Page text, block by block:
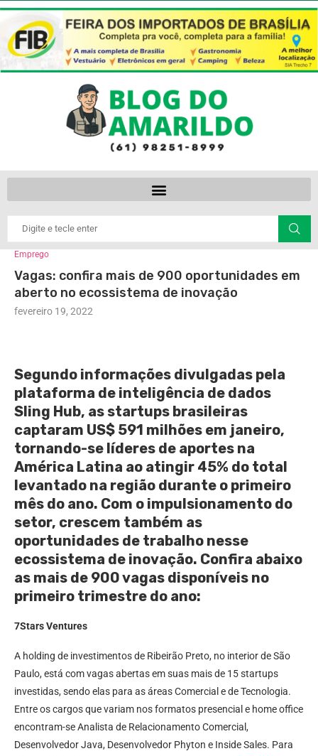
Emprego
Vagas: confira mais de 900 oportunidades em
aberto no ecossistema de inovação
fevereiro 19, 2022
Segundo informações divulgadas pela
plataforma de inteligência de dados
Sling Hub, as startups brasileiras
captaram US$ 591 milhões em janeiro,
tornando-se líderes de aportes na
América Latina ao atingir 45% do total
levantado na região durante o primeiro
mês do ano. Com o impulsionamento do
setor, crescem também as
oportunidades de trabalho nesse
ecossistema de inovação. Confira abaixo
as mais de 900 vagas disponíveis no
primeiro trimestre do ano:
7Stars Ventures
A holding de investimentos de Ribeirão Preto, no interior de São
Paulo, está com vagas abertas em suas mais de 15 startups
investidas, sendo elas para as áreas Comercial e de Tecnologia.
Entre os cargos que variam nos formatos presencial e home office
encontram-se Analista de Relacionamento Comercial,
Desenvolvedor Java, Desenvolvedor Phyton e Inside Sales. Para